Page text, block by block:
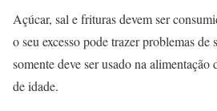
Açúcar, sal e frituras devem ser
o seu excesso pode trazer problemas
somente deve ser usado na alimentação
de idade.